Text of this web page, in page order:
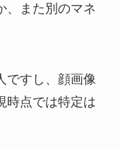
、また別のマネ
ですし、顔画像
時点では特定は